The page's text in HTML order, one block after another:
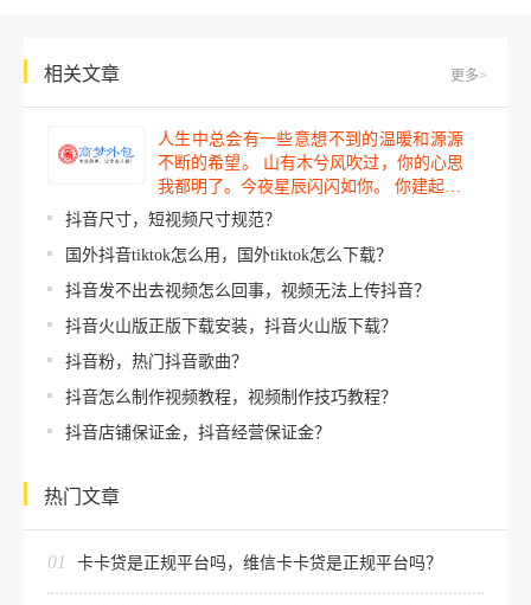
相关文章 更多>
人生中总会有一些意想不到的温暖和源源
不断的希望。 山有木兮风吹过，你的心思
我都明了。今夜星辰闪闪如你。 你建起…
抖音尺寸，短视频尺寸规范？
国外抖音tiktok怎么用，国外tiktok怎么下载？
抖音发不出去视频怎么回事，视频无法上传抖音？
抖音火山版正版下载安装，抖音火山版下载？
抖音粉，热门抖音歌曲？
抖音怎么制作视频教程，视频制作技巧教程？
抖音店铺保证金，抖音经营保证金？
热门文章
01 卡卡贷是正规平台吗，维信卡卡贷是正规平台吗？